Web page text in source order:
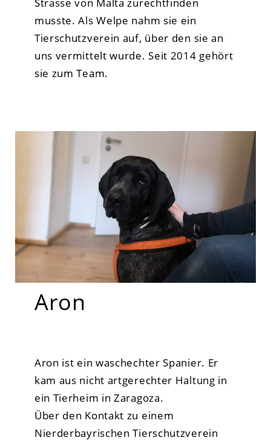
musste. Als Welpe nahm sie ein
Tierschutzverein auf, über den sie an
uns vermittelt wurde. Seit 2014 gehört
sie zum Team.
Aron
Aron ist ein waschechter Spanier. Er
kam aus nicht artgerechter Haltung in
ein Tierheim in Zaragoza.
Über den Kontakt zu einem
Nierderbayrischen Tierschutzverein